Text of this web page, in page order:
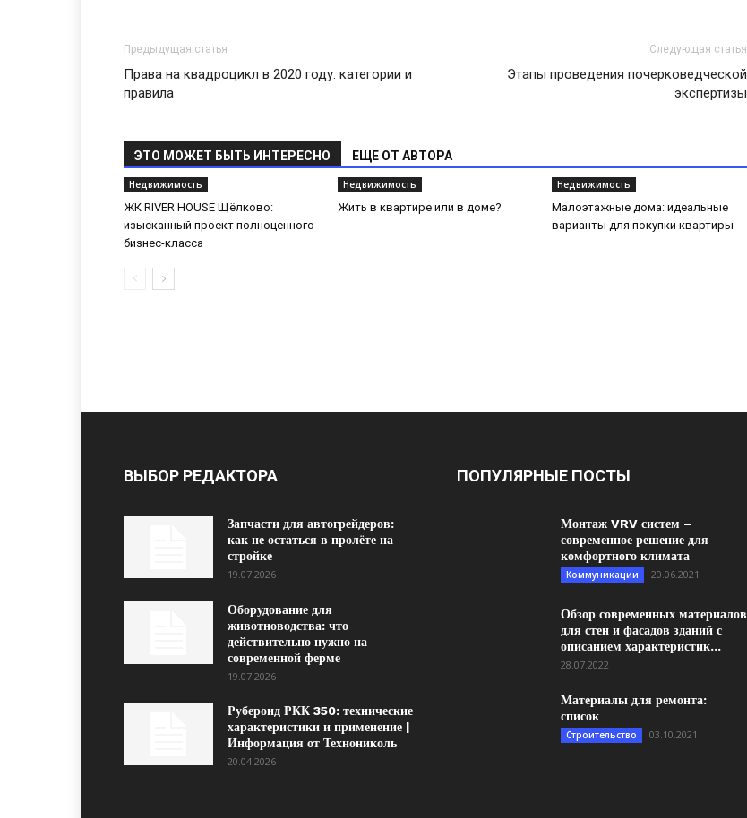
Предыдущая статья
Права на квадроцикл в 2020 году: категории и
правила
Следующая статья
Этапы проведения почерковедческой
экспертизы
ЭТО МОЖЕТ БЫТЬ ИНТЕРЕСНО ЕЩЕ ОТ АВТОРА
Недвижимость
ЖК RIVER HOUSE Щёлково:
изысканный проект полноценного
бизнес-класса
Недвижимость
Жить в квартире или в доме?
Недвижимость
Малоэтажные дома: идеальные
варианты для покупки квартиры
ВЫБОР РЕДАКТОРА
Запчасти для автогрейдеров:
как не остаться в пролёте на
стройке
19.07.2026
Оборудование для
животноводства: что
действительно нужно на
современной ферме
19.07.2026
Рубероид РКК 350: технические
характеристики и применение |
Информация от Технониколь
20.04.2026
ПОПУЛЯРНЫЕ ПОСТЫ
Монтаж VRV систем –
современное решение для
комфортного климата
Коммуникации 20.06.2021
Обзор современных материалов
для стен и фасадов зданий с
описанием характеристик...
28.07.2022
Материалы для ремонта:
список
Строительство 03.10.2021